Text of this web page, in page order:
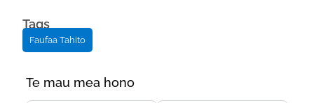
Tags
Faufaa Tahito
Te mau mea hono